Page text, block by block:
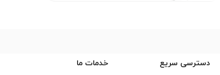
دسترسی سریع خدمات ما